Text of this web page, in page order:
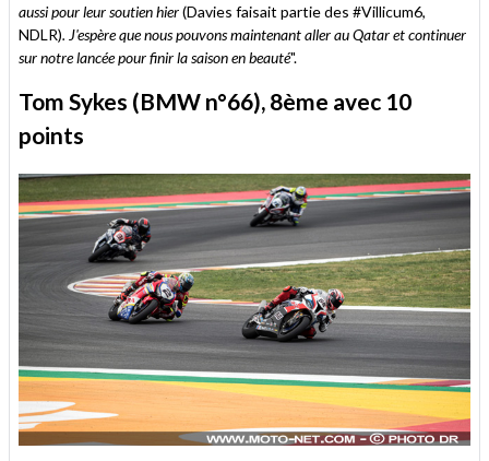
aussi pour leur soutien hier(Davies faisait partie des #Villicum6,
NDLR). J'espère que nous pouvons maintenant aller au Qatar et continuer
sur notre lancée pour finir la saison en beauté".
Tom Sykes (BMW n°66), 8ème avec 10
points